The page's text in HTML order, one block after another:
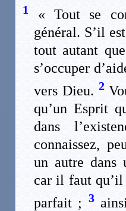
1
« Tout se
général. S’il
tout autant
s’occuper
vers Dieu. 2
qu’un Esprit
dans
connaissez,
un autre dans
car il faut qu’il
parfait ; 3